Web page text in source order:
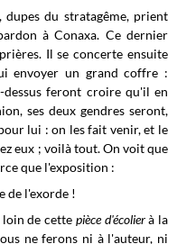
du stratagême, prient
à Conaxa. Ce dernier
Il se concerte ensuite
envoyer un grand coffre :
dessus feront croire qu'il en
ses deux gendres seront,
lui : on les fait venir, et le
eux ; voilà tout. On voit que
que l'exposition :
de l'exorde !
de cette pièce d'écolierà la
ne ferons ni à l'auteur, ni